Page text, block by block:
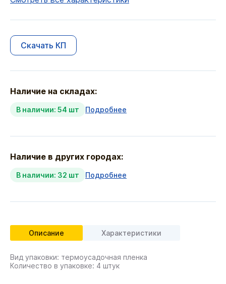
Скачать КП
Наличие на складах:
В наличии: 54 шт Подробнее
Наличие в других городах:
В наличии: 32 шт Подробнее
Описание Характеристики
Вид упаковки: термоусадочная пленка
Количество в упаковке: 4 штук